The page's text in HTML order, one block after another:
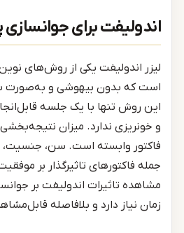
اندولیفت برای
لیزر اندولیفت یکی از روش‌های
است که بدون بیهوشی و به‌صورت
این روش تنها با یک جلسه
و خونریزی ندارد. میزان
فاکتور وابسته است. سن،
جمله فاکتورهای تاثیرگذار بر
مشاهده تاثیرات اندولیفت بر
زمان نیاز دارد و بلافاصله